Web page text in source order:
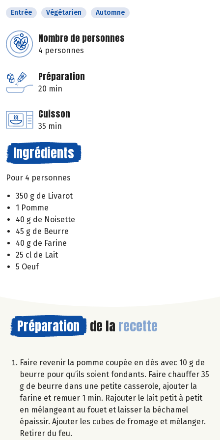
Entrée Végétarien Automne
Nombre de personnes
4 personnes
Préparation
20 min
Cuisson
35 min
Ingrédients
Pour 4 personnes
350 g de Livarot
1 Pomme
40 g de Noisette
45 g de Beurre
40 g de Farine
25 cl de Lait
5 Oeuf
Préparation de la recette
Faire revenir la pomme coupée en dés avec 10 g de
beurre pour qu’ils soient fondants. Faire chauffer 35
g de beurre dans une petite casserole, ajouter la
farine et remuer 1 min. Rajouter le lait petit à petit
en mélangeant au fouet et laisser la béchamel
épaissir. Ajouter les cubes de fromage et mélanger.
Retirer du feu.